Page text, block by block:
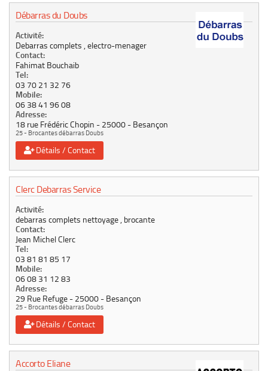
Débarras du Doubs
Activité:
Debarras complets , electro-menager
Contact:
Fahimat Bouchaib
Tel:
03 70 21 32 76
Mobile:
06 38 41 96 08
Adresse:
18 rue Frédéric Chopin 25000 Besançon
25 - Brocantes débarras Doubs
Détails / Contact
Clerc Debarras Service
Activité:
debarras complets nettoyage , brocante
Contact:
Jean Michel Clerc
Tel:
03 81 81 85 17
Mobile:
06 08 31 12 83
Adresse:
29 Rue Refuge 25000 Besançon
25 - Brocantes débarras Doubs
Détails / Contact
Accorto Eliane